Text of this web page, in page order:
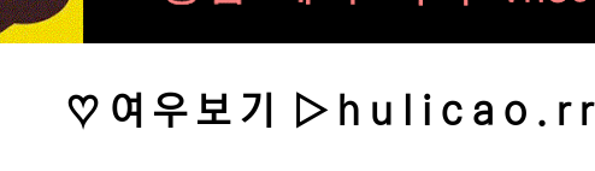
♡ 여 우 보 기 ▷ h u l i c a o . r r